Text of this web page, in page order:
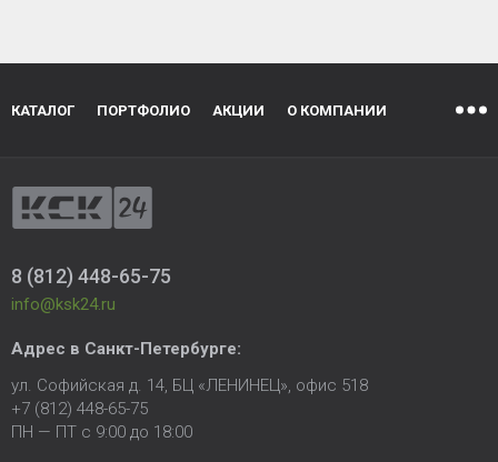
КАТАЛОГ ПОРТФОЛИО АКЦИИ О КОМПАНИИ
8 (812) 448-65-75
info@ksk24.ru
Адрес в Санкт-Петербурге:
ул. Софийская д. 14, БЦ «ЛЕНИНЕЦ», офис 518
+7 (812) 448-65-75
ПН — ПТ с 9:00 до 18:00